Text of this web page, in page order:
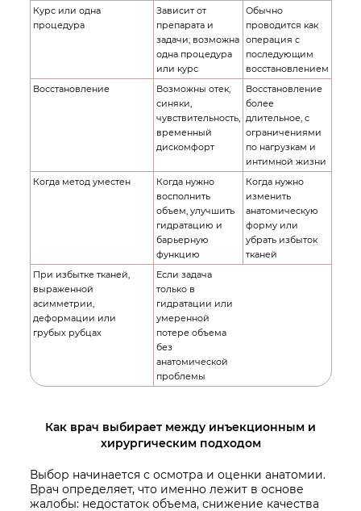
Курс или одна
процедура
Зависит от
препарата и
задачи; возможна
одна процедура
или курс
Обычно
проводится как
операция с
последующим
восстановлением
Восстановление
Возможны отек,
синяки,
чувствительность,
временный
дискомфорт
Восстановление
более
длительное, с
ограничениями
по нагрузкам и
интимной жизни
Когда метод уместен
Когда нужно
восполнить
объем, улучшить
гидратацию и
барьерную
функцию
Когда нужно
изменить
анатомическую
форму или
убрать избыток
тканей
При избытке тканей,
выраженной
асимметрии,
деформации или
грубых рубцах
Если задача
только в
гидратации или
умеренной
потере объема
без
анатомической
проблемы
Как врач выбирает между инъекционным и
хирургическим подходом
Выбор начинается с осмотра и оценки анатомии.
Врач определяет, что именно лежит в основе
жалобы: недостаток объема, снижение качества